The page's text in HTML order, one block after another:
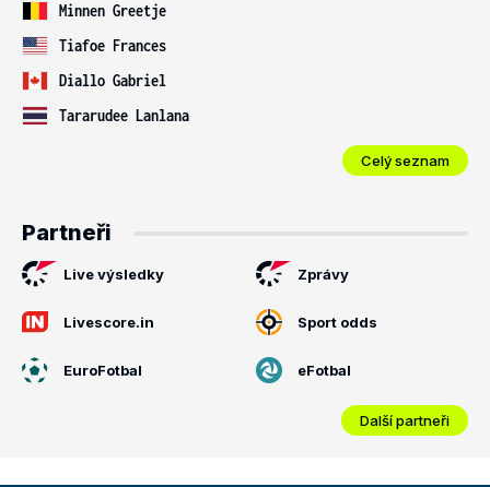
Minnen Greetje
Tiafoe Frances
Diallo Gabriel
Tararudee Lanlana
Celý seznam
Partneři
Live výsledky Zprávy
Livescore.in Sport odds
EuroFotbal eFotbal
Další partneři